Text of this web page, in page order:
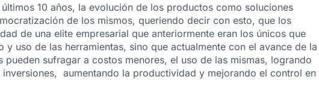
10 años, la evolución de los productos como soluciones
de los mismos, queriendo decir con esto, que los
de una elite empresarial que anteriormente eran los únicos que
uso de las herramientas, sino que actualmente con el avance de la
sufragar a costos menores, el uso de las mismas, logrando
aumentando la productividad y mejorando el control en